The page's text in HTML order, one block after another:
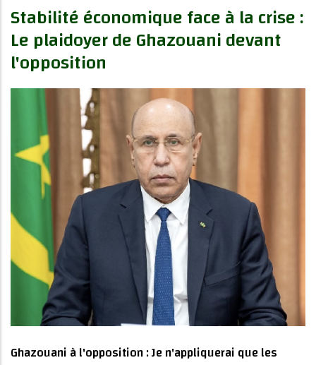
Stabilité économique face à la crise :
Le plaidoyer de Ghazouani devant
l'opposition
Ghazouani à l'opposition : Je n'appliquerai que les